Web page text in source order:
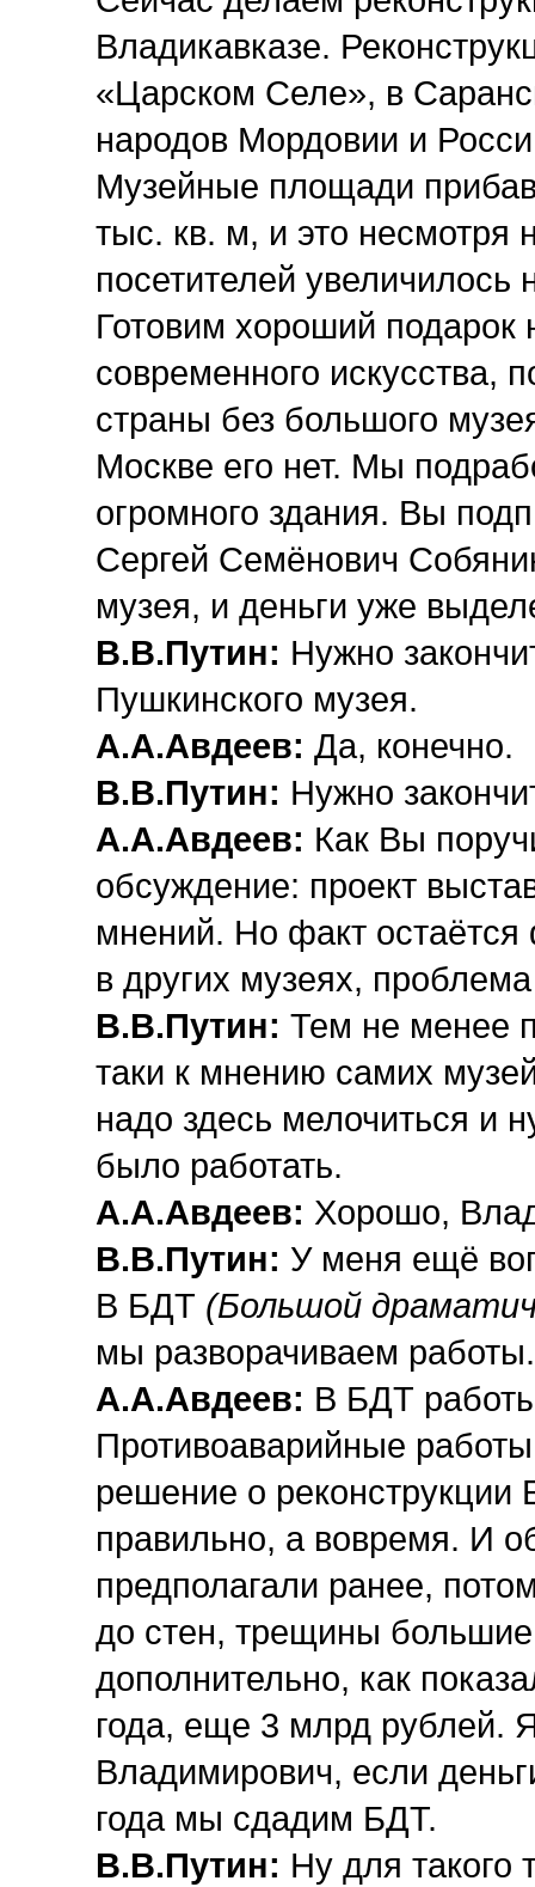
Владикавказе.
«Царском Селе», в
народов Мордовии и
Музейные площади
тыс. кв. м, и это
посетителей
Готовим хороший
современного искусства,
страны без большого
Москве его нет. Мы
огромного здания. Вы
Сергей Семёнович
музея, и деньги уже
В.В.Путин: Нужно
Пушкинского музея.
А.А.Авдеев: Да, конечно.
В.В.Путин: Нужно
А.А.Авдеев: Как Вы
обсуждение: проект
мнений. Но факт
в других музеях,
В.В.Путин: Тем не менее
таки к мнению самих
надо здесь мелочиться и
было работать.
А.А.Авдеев: Хорошо,
В.В.Путин: У меня ещё
В БДТ (Большой
мы разворачиваем
А.А.Авдеев: В БДТ
Противоаварийные
решение о
правильно, а вовремя. И
предполагали ранее,
до стен, трещины
дополнительно, как
года, еще 3 млрд рублей.
Владимирович, если
года мы сдадим БДТ.
В.В.Путин: Ну для такого